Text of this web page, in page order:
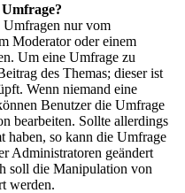
Umfragen nur vom
Moderator oder einem
Um eine Umfrage zu
des Themas; dieser ist
Wenn niemand eine
Benutzer die Umfrage
bearbeiten. Sollte allerdings
haben, so kann die Umfrage
Administratoren geändert
soll die Manipulation von
werden.